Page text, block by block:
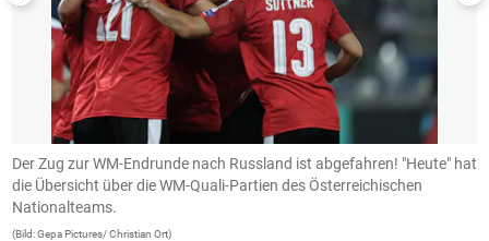
Der Zug zur WM-Endrunde nach Russland ist abgefahren! "Heute" hat
die Übersicht über die WM-Quali-Partien des Österreichischen
Nationalteams.
(Bild: Gepa Pictures/ Christian Ort)